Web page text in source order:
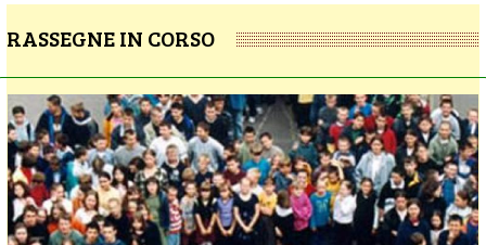
RASSEGNE IN CORSO